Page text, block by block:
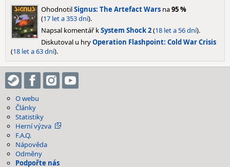
OhodnotilSignus: The Artefact Wars na95 %
(17 let a 353 dní).
Napsal komentář kSystem Shock 2(18 let a 56 dní).
Diskutoval u hryOperation Flashpoint: Cold War Crisis
(18 let a 63 dní).
O webu
Články
Statistiky
Herní výzva
F.A.Q.
Nápověda
Odměny
Podpořte nás